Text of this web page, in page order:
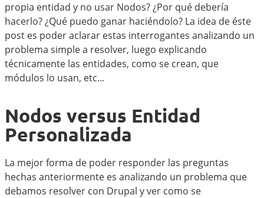
propia entidad y no usar Nodos? ¿Por qué debería
hacerlo? ¿Qué puedo ganar haciéndolo? La idea de éste
post es poder aclarar estas interrogantes analizando un
problema simple a resolver, luego explicando
técnicamente las entidades, como se crean, que
módulos lo usan, etc...
Nodos versus Entidad
Personalizada
La mejor forma de poder responder las preguntas
hechas anteriormente es analizando un problema que
debamos resolver con Drupal y ver como se